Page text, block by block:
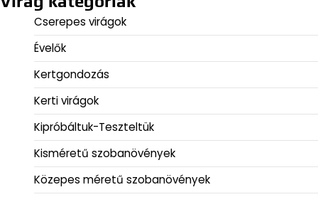
Cserepes virágok
Évelők
Kertgondozás
Kerti virágok
Kipróbáltuk-Teszteltük
Kisméretű szobanövények
Közepes méretű szobanövények